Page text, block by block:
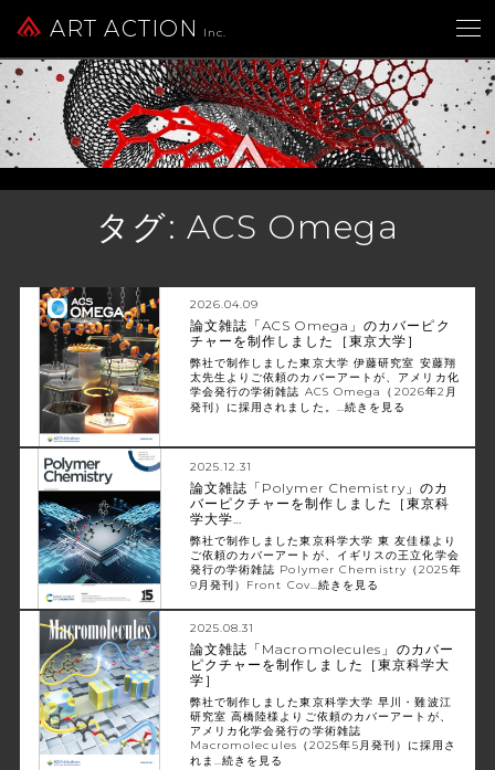
ART ACTION Inc.
タグ: ACS Omega
2026.04.09
論文雑誌「ACS Omega」のカバーピク
チャーを制作しました［東京大学］
弊社で制作しました東京大学 伊藤研究室 安藤翔
太先生よりご依頼のカバーアートが、アメリカ化
学会発行の学術雑誌 ACS Omega（2026年2月
発刊）に採用されました。…続きを見る
2025.12.31
論文雑誌「Polymer Chemistry」のカ
バーピクチャーを制作しました［東京科
学大学…
弊社で制作しました東京科学大学 東 友佳様より
ご依頼のカバーアートが、イギリスの王立化学会
発行の学術雑誌 Polymer Chemistry（2025年
9月発刊）Front Cov…続きを見る
2025.08.31
論文雑誌「Macromolecules」のカバー
ピクチャーを制作しました［東京科学大
学］
弊社で制作しました東京科学大学 早川・難波江
研究室 高橋陸様よりご依頼のカバーアートが、
アメリカ化学会発行の学術雑誌
Macromolecules（2025年5月発刊）に採用さ
れま…続きを見る